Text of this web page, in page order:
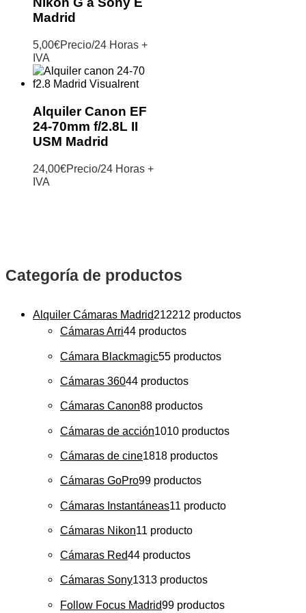
Categoría de productos
Alquiler Cámaras Madrid212212 productos
Cámaras Arri44 productos
Cámara Blackmagic55 productos
Cámaras 36044 productos
Cámaras Canon88 productos
Cámaras de acción1010 productos
Cámaras de cine1818 productos
Cámaras GoPro99 productos
Cámaras Instantáneas11 producto
Cámaras Nikon11 producto
Cámaras Red44 productos
Cámaras Sony1313 productos
Follow Focus Madrid99 productos
Madrid
5,00€Precio/24 Horas +
IVA
Alquiler Canon EF
24-70mm f/2.8L II
USM Madrid
24,00€Precio/24 Horas +
IVA